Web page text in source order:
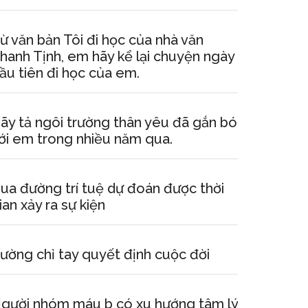
văn bản Tôi đi học của nhà văn
Tịnh, em hãy kể lại chuyện ngày
tiên đi học của em.
tả ngôi trường thân yêu đã gắn bó
em trong nhiều năm qua.
đường trí tuệ dự đoán được thời
xảy ra sự kiện
chỉ tay quyết định cuộc đời
nhóm máu b có xu hướng tâm lý